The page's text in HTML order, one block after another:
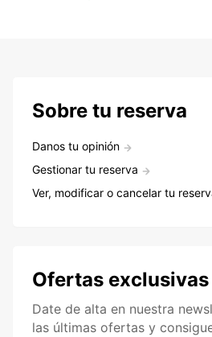
Sobre tu reserva
Danos tu opinión
Gestionar tu reserva
Ver, modificar o cancelar tu
Ofertas exclusivas
Date de alta en nuestra
las últimas ofertas y